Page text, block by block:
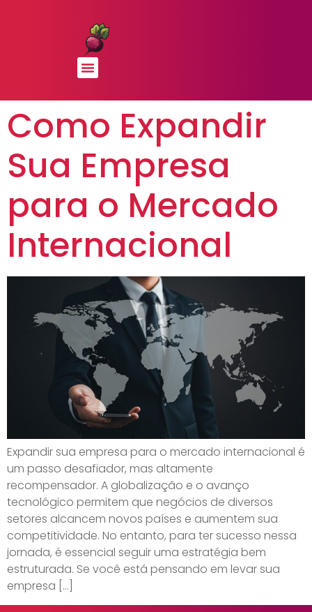
Como Expandir
Sua Empresa
para o Mercado
Internacional
Expandir sua empresa para o mercado internacional é
um passo desafiador, mas altamente
recompensador. A globalização e o avanço
tecnológico permitem que negócios de diversos
setores alcancem novos países e aumentem sua
competitividade. No entanto, para ter sucesso nessa
jornada, é essencial seguir uma estratégia bem
estruturada. Se você está pensando em levar sua
empresa […]